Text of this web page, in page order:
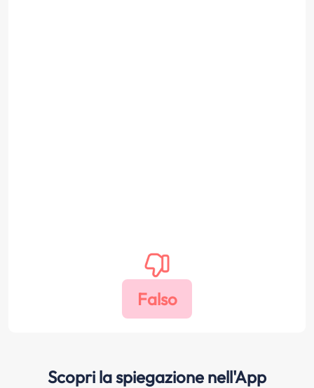
Scopri la spiegazione nell'App